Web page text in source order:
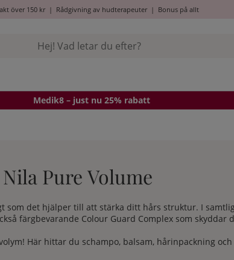
över 150 kr| Rådgivning av hudterapeuter| Bonus på allt
Medik8 – just nu 25% rabatt
Pure Volume
som det hjälper till att stärka ditt hårs struktur. I
färgbevarande Colour Guard Complex som
Här hittar du schampo, balsam, hårinpackning och